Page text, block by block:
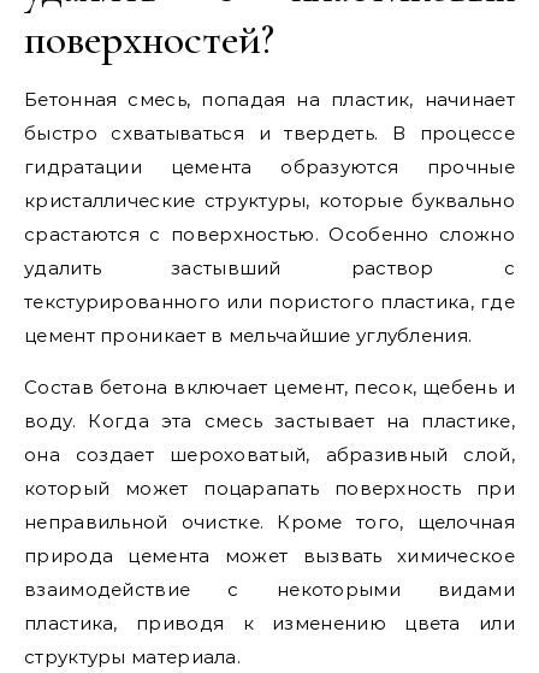
поверхностей?
Бетонная смесь, попадая на пластик, начинает
быстро схватываться и твердеть. В процессе
гидратации цемента образуются прочные
кристаллические структуры, которые буквально
срастаются с поверхностью. Особенно сложно
удалить застывший раствор с
текстурированного или пористого пластика, где
цемент проникает в мельчайшие углубления.
Состав бетона включает цемент, песок, щебень и
воду. Когда эта смесь застывает на пластике,
она создает шероховатый, абразивный слой,
который может поцарапать поверхность при
неправильной очистке. Кроме того, щелочная
природа цемента может вызвать химическое
взаимодействие с некоторыми видами
пластика, приводя к изменению цвета или
структуры материала.